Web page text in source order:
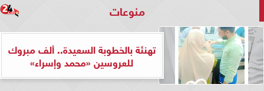
منوعات
تهنئة بالخطوبة السعيدة.. ألف مبروك
للعروسين «محمد وإسراء»